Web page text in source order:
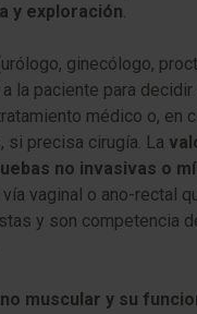
y exploración.
ginecólogo,
la paciente para
médico o, en
si precisa cirugía. La
no invasivas o
vía vaginal o ano-rectal
y son competencia
muscular y su